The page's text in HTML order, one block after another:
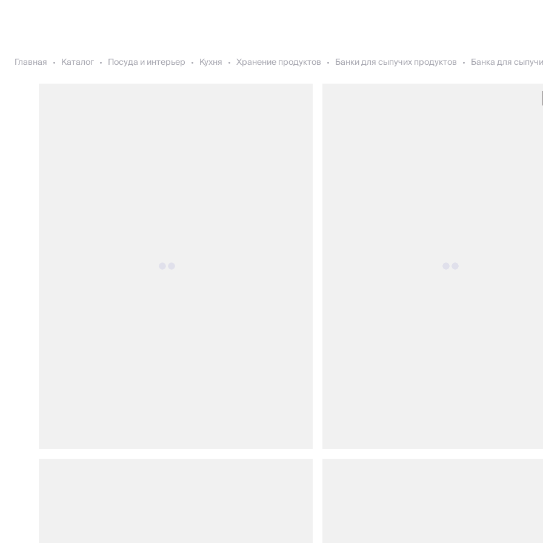
Главная Каталог Посуда и интерьер Кухня Хранение продуктов Банки для сыпучих продуктов Банка для